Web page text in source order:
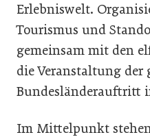
Erlebniswelt.
Tourismus und
gemeinsam mit den
die Veranstaltung der
Bundesländerauftritt
Im Mittelpunkt